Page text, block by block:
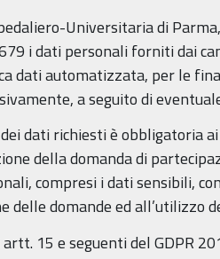
Universitaria di
i dati personali forniti dai
dati automatizzata, per le
a seguito di
dei dati richiesti è obbligatoria
della domanda di
compresi i dati sensibili,
delle domande ed all’utilizzo
15 e seguenti del GDPR